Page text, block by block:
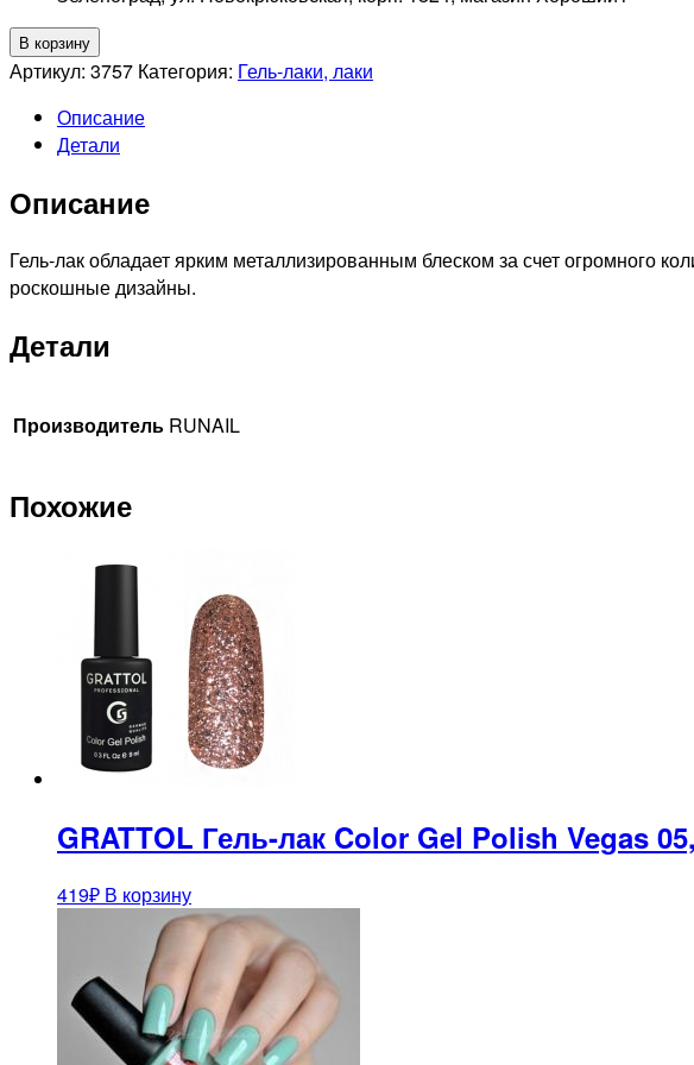
Количество
товара
Гель-
лак
(цвет:
медь),
5гр
В корзину
Артикул: 3757 Категория: Гель-лаки, лаки
Описание
Детали
Описание
Гель-лак обладает ярким металлизированным блеском за счет огромного
роскошные дизайны.
Детали
Производитель RUNAIL
Похожие
GRATTOL Гель-лак Color Gel Polish Vegas
419₽ В корзину